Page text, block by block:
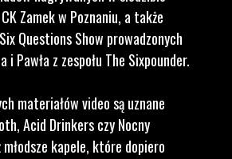
Zamek w Poznaniu, a także
Questions Show prowadzonych
i Pawła z zespołu The Sixpounder.
materiałów video są uznane
Acid Drinkers czy Nocny
kapele, które dopiero